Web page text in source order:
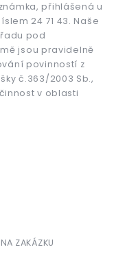
přihlášená u
24 71 43. Naše
pod
jsou pravidelně
povinností z
č.363/2003 Sb.,
v oblasti
ZAKÁZKU